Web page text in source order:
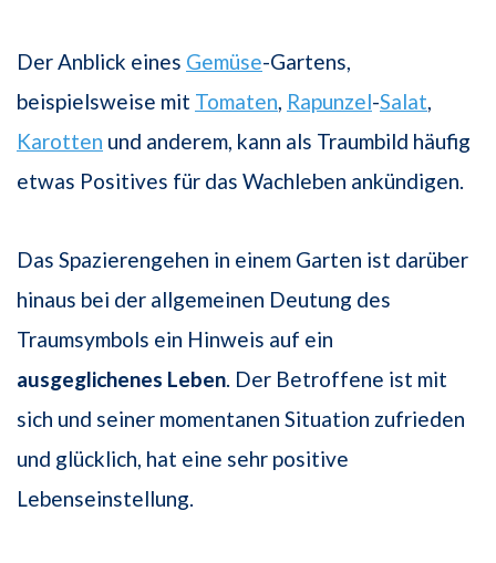
Der Anblick eines Gemüse-Gartens,
beispielsweise mit Tomaten, Rapunzel-Salat,
Karotten und anderem, kann als Traumbild häufig
etwas Positives für das Wachleben ankündigen.
Das Spazierengehen in einem Garten ist darüber
hinaus bei der allgemeinen Deutung des
Traumsymbols ein Hinweis auf ein
ausgeglichenes Leben. Der Betroffene ist mit
sich und seiner momentanen Situation zufrieden
und glücklich, hat eine sehr positive
Lebenseinstellung.